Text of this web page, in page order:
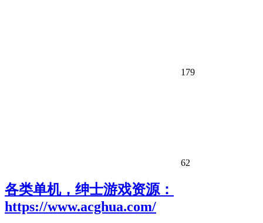
179
62
各类单机，绅士游戏资源：
https://www.acghua.com/